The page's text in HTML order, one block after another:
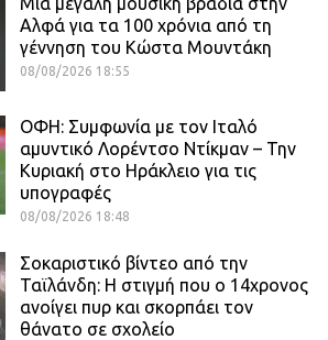
Αλφά για τα 100 χρόνια από τη
γέννηση του Κώστα Μουντάκη
08/08/2026 18:55
ΟΦΗ: Συμφωνία με τον Ιταλό
αμυντικό Λορέντσο Ντίκμαν – Την
Κυριακή στο Ηράκλειο για τις
υπογραφές
08/08/2026 18:48
Σοκαριστικό βίντεο από την
Ταϊλάνδη: Η στιγμή που ο 14χρονος
ανοίγει πυρ και σκορπάει τον
θάνατο σε σχολείο